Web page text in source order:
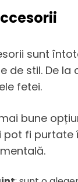
sunt
de stil. De
fetei.
bune
pot fi purtate